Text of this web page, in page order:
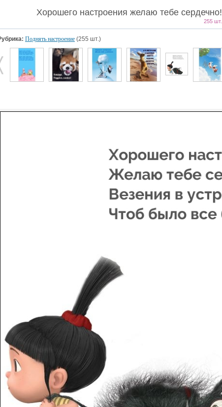
Хорошего настроения желаю тебе сердечно!
255 шт.
Поднять настроение (255 шт.)